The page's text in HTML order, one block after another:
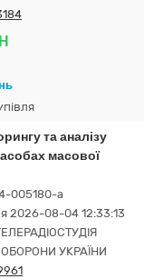
та аналізу
масової
005180-a
2026-08-04 12:33:13
ОБОРОНИ УКРАЇНИ